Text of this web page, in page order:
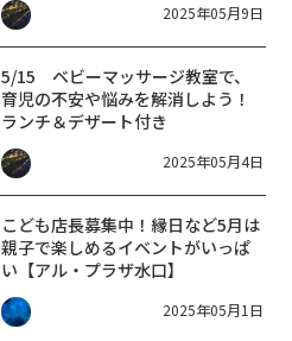
2025年05月9日
5/15 ベビーマッサージ教室で、
育児の不安や悩みを解消しよう！
ランチ＆デザート付き
2025年05月4日
こども店長募集中！縁日など5月は
親子で楽しめるイベントがいっぱ
い【アル・プラザ水口】
2025年05月1日